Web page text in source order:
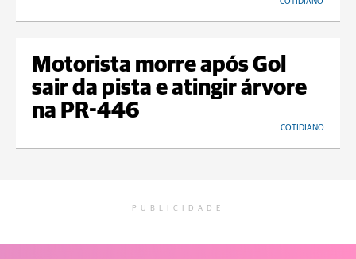
Motorista morre após Gol
sair da pista e atingir árvore
na PR-446
COTIDIANO
PUBLICIDADE